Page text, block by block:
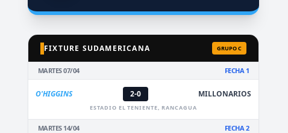
FIXTURE SUDAMERICANA GRUPO C
MARTES 07/04 FECHA 1
O'HIGGINS 2-0 MILLONARIOS
ESTADIO EL TENIENTE, RANCAGUA
MARTES 14/04 FECHA 2